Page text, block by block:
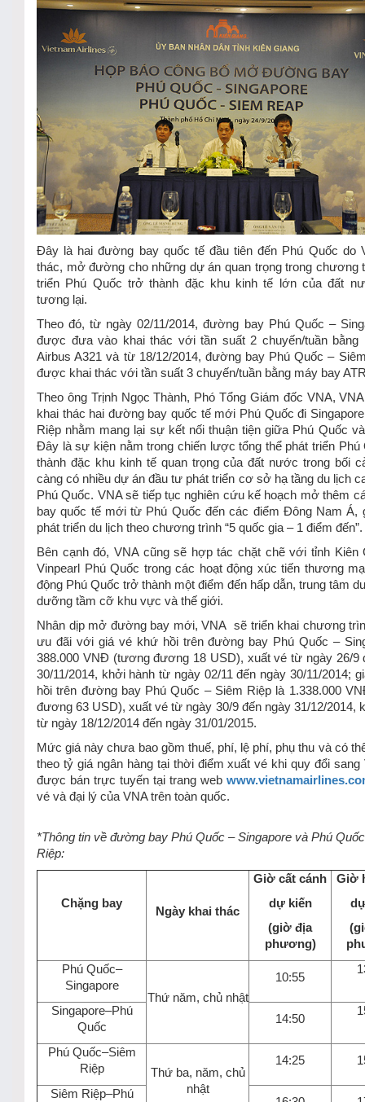
Đây là hai đường bay quốc tế đầu tiên đến Phú Quốc do
thác, mở đường cho những dự án quan trọng trong chương
triển Phú Quốc trở thành đặc khu kinh tế lớn của đất
tương lại.
Theo đó, từ ngày 02/11/2014, đường bay Phú Quốc –
được đưa vào khai thác với tần suất 2 chuyến/tuần bằng
Airbus A321 và từ 18/12/2014, đường bay Phú Quốc –
được khai thác với tần suất 3 chuyến/tuần bằng máy bay
Theo ông Trịnh Ngọc Thành, Phó Tổng Giám đốc VNA,
khai thác hai đường bay quốc tế mới Phú Quốc đi
Riệp nhằm mang lại sự kết nối thuận tiện giữa Phú Quốc
Đây là sự kiện nằm trong chiến lược tổng thể phát triển Phú
thành đặc khu kinh tế quan trọng của đất nước trong bối
càng có nhiều dự án đầu tư phát triển cơ sở hạ tầng du lịch
Phú Quốc. VNA sẽ tiếp tục nghiên cứu kế hoạch mở thêm
bay quốc tế mới từ Phú Quốc đến các điểm Đông Nam Á,
phát triển du lịch theo chương trình “5 quốc gia – 1 điểm đến”.
Bên cạnh đó, VNA cũng sẽ hợp tác chặt chẽ với tỉnh Kiên
Vinpearl Phú Quốc trong các hoạt động xúc tiến thương
động Phú Quốc trở thành một điểm đến hấp dẫn, trung tâm
dưỡng tầm cỡ khu vực và thế giới.
Nhân dịp mở đường bay mới, VNA sẽ triển khai chương
ưu đãi với giá vé khứ hồi trên đường bay Phú Quốc –
388.000 VNĐ (tương đương 18 USD), xuất vé từ ngày 26/9
30/11/2014, khởi hành từ ngày 02/11 đến ngày 30/11/2014;
hồi trên đường bay Phú Quốc – Siêm Riệp là 1.338.000
đương 63 USD), xuất vé từ ngày 30/9 đến ngày 31/12/2014,
từ ngày 18/12/2014 đến ngày 31/01/2015.
Mức giá này chưa bao gồm thuế, phí, lệ phí, phụ thu và có
theo tỷ giá ngân hàng tại thời điểm xuất vé khi quy đổi
được bán trực tuyến tại trang web
vé và đại lý của VNA trên toàn quốc.
*Thông tin về đường bay Phú Quốc – Singapore và Phú
Riệp:
Chặng bay
Ngày khai thác
Giờ cất cánh
dự kiến
(giờ địa
phương)
Giờ
Phú Quốc–
Singapore
Thứ năm, chủ nhật
10:55
Singapore–Phú
Quốc
14:50
Phú Quốc–Siêm
Riệp
Thứ ba, năm, chủ
nhật
14:25
Siêm Riệp–Phú